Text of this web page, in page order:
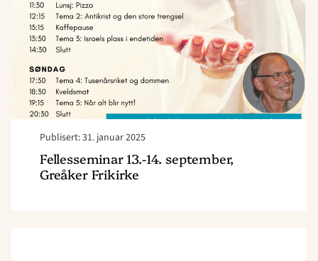
Publisert: 31. januar 2025
Fellesseminar 13.-14. september,
Greåker Frikirke